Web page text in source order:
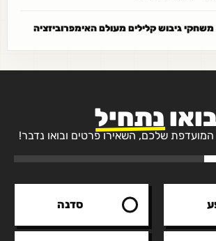
נתחיל
שלכם, השאירו פרטים ובואו נדבר!
סדנה